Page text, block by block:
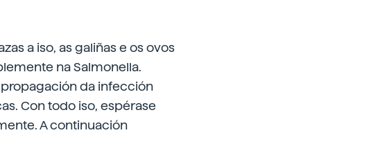
a iso, as galiñas e os ovos
na Salmonella.
da infección
Con todo iso, espérase
A continuación